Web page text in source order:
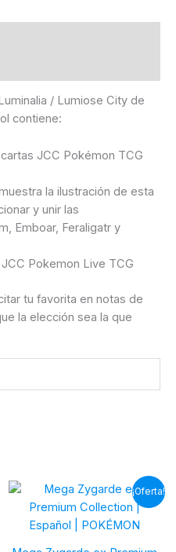
/ Lumiose City de
contiene:
JCC Pokémon TCG
la ilustración de esta
y unir las
Emboar, Feraligatr y
Pokemon Live TCG
tu favorita en notas de
la elección sea la que
¡Oferta!